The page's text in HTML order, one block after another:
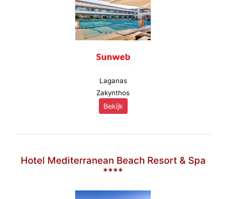
Laganas
Zakynthos
Bekijk
Hotel Mediterranean Beach Resort & Spa
****